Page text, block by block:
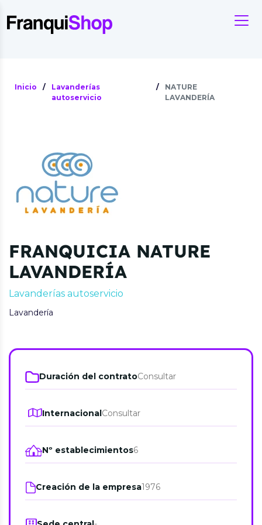
Inicio /
Lavanderías
autoservicio
/
NATURE
LAVANDERÍA
FRANQUICIA NATURE
LAVANDERÍA
Lavanderías autoservicio
Lavandería
Duración del contratoConsultar
InternacionalConsultar
Nº establecimientos6
Creación de la empresa1976